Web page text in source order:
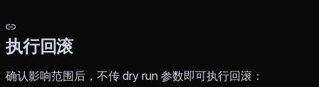
执行回滚
确认影响范围后，不传 dry run 参数即可执行回滚：